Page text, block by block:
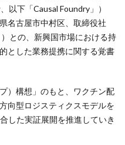
以下「Causal Foundry」）
名古屋市中村区、取締役社
との、新興国市場における持
とした業務提携に関する覚書
）構想」のもと、ワクチン配
向型ロジスティクスモデルを
した実証展開を推進していき